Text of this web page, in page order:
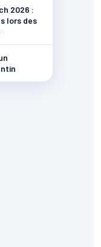
2026 :
lors des